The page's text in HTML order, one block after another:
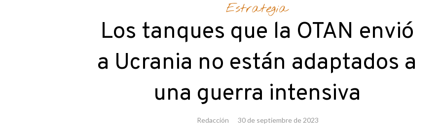
Estrategia
Los tanques que la OTAN envió
a Ucrania no están adaptados a
una guerra intensiva
Redacción 30 de septiembre de 2023